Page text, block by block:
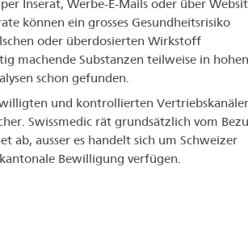
Inserat, Werbe-E-Mails oder über
können ein grosses Gesundheitsrisiko
oder überdosierten Wirkstoff
machende Substanzen teilweise in hohen
schon gefunden.
und kontrollierten
Swissmedic rät grundsätzlich vom
ab, ausser es handelt sich um Schweizer
Bewilligung verfügen.